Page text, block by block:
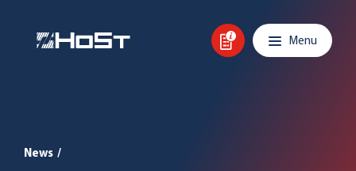
Main navigation
Menu
News /